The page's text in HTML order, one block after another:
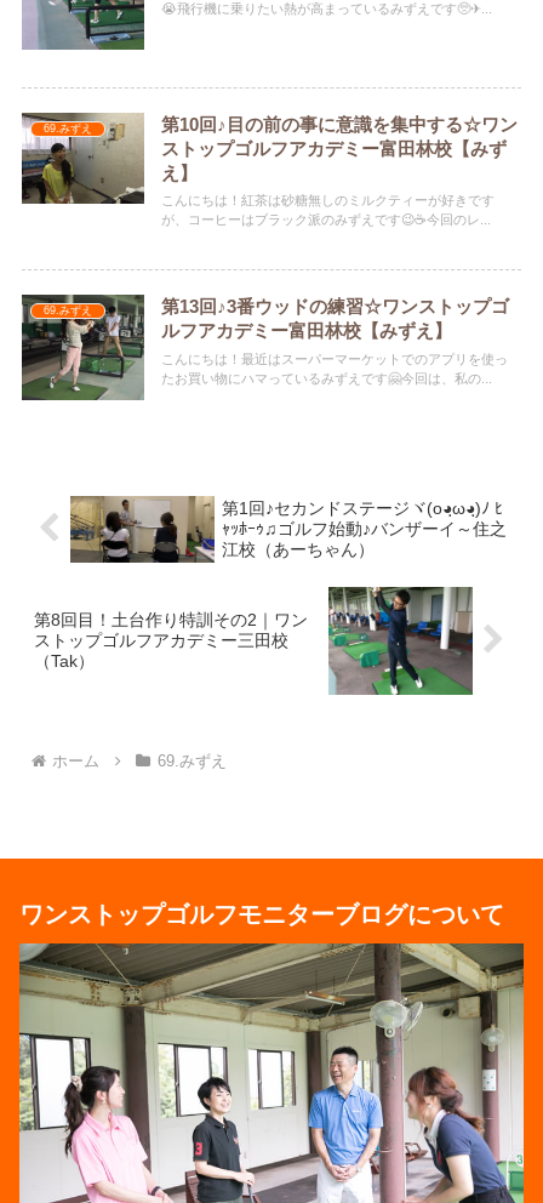
😭飛行機に乗りたい熱が高まっているみずえです🥺✈...
69.みずえ
第10回♪目の前の事に意識を集中する☆ワン
ストップゴルフアカデミー富田林校【みず
え】
こんにちは！紅茶は砂糖無しのミルクティーが好きです
が、コーヒーはブラック派のみずえです😉☕️今回のレ...
69.みずえ
第13回♪3番ウッドの練習☆ワンストップゴ
ルフアカデミー富田林校【みずえ】
こんにちは！最近はスーパーマーケットでのアプリを使っ
たお買い物にハマっているみずえです🤗今回は、私の...
第1回♪セカンドステージヾ(o◕ฺω◕ฺ)ﾉ ﾋ
ｬｯﾎｰｩ♫ゴルフ始動♪バンザーイ～住之
江校（あーちゃん）
第8回目！土台作り特訓その2｜ワン
ストップゴルフアカデミー三田校
（Tak）
ホーム 69.みずえ
ワンストップゴルフモニターブログについて